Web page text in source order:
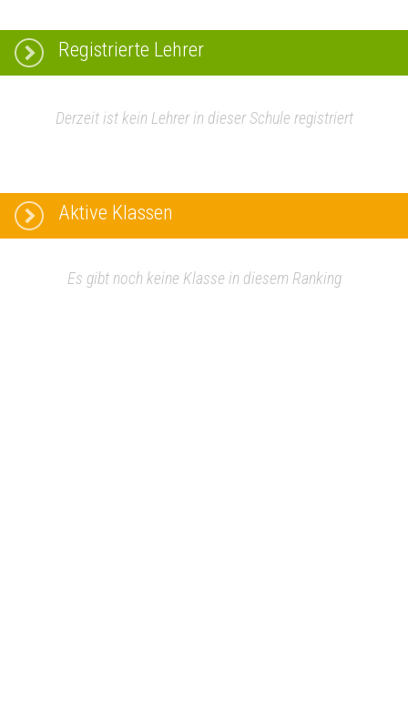
Registrierte Lehrer
Derzeit ist kein Lehrer in dieser Schule registriert
Aktive Klassen
Es gibt noch keine Klasse in diesem Ranking